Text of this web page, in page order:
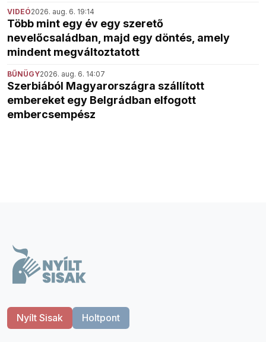
VIDEÓ2026. aug. 6. 19:14
Több mint egy év egy szerető
nevelőcsaládban, majd egy döntés, amely
mindent megváltoztatott
BŰNÜGY2026. aug. 6. 14:07
Szerbiából Magyarországra szállított
embereket egy Belgrádban elfogott
embercsempész
Nyílt Sisak Holtpont